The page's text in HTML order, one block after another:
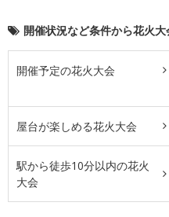
開催状況など条件から花火
開催予定の花火大会
屋台が楽しめる花火大会
駅から徒歩10分以内の花火
大会